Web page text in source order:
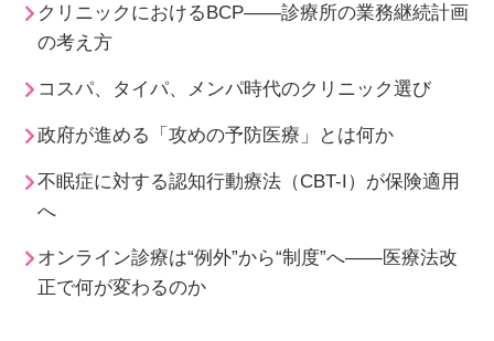
クリニックにおけるBCP――診療所の業務継続計画
の考え方
コスパ、タイパ、メンパ時代のクリニック選び
政府が進める「攻めの予防医療」とは何か
不眠症に対する認知行動療法（CBT-I）が保険適用
へ
オンライン診療は“例外”から“制度”へ――医療法改
正で何が変わるのか